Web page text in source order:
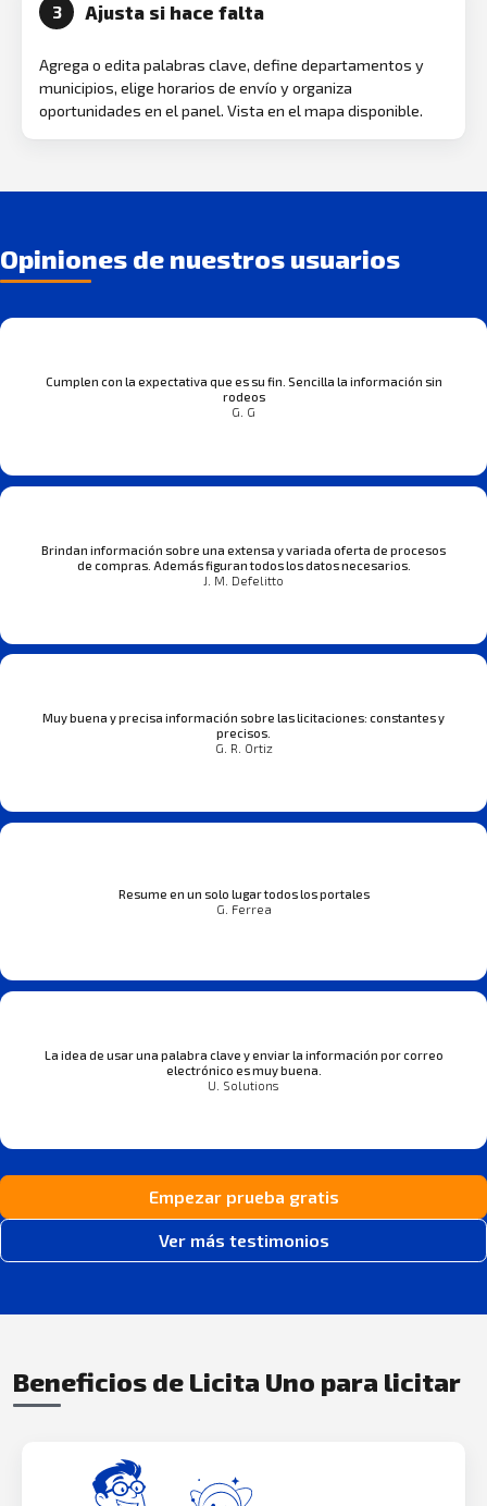
3 Ajusta si hace falta
Agrega o edita palabras clave, define departamentos y
municipios, elige horarios de envío y organiza
oportunidades en el panel. Vista en el mapa disponible.
Opiniones de nuestros usuarios
Cumplen con la expectativa que es su fin. Sencilla la información sin
rodeos
G. G
Brindan información sobre una extensa y variada oferta de procesos
de compras. Además figuran todos los datos necesarios.
J. M. Defelitto
Muy buena y precisa información sobre las licitaciones: constantes y
precisos.
G. R. Ortiz
Resume en un solo lugar todos los portales
G. Ferrea
La idea de usar una palabra clave y enviar la información por correo
electrónico es muy buena.
U. Solutions
Empezar prueba gratis
Ver más testimonios
Beneficios de Licita Uno para licitar